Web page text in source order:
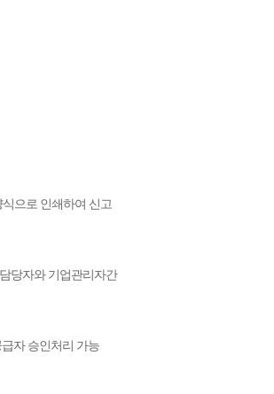
으로 인쇄하여 신고
당자와 기업관리자간
자 승인처리 가능